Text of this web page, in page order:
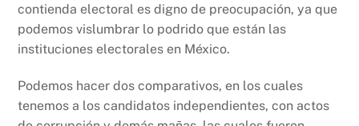
contienda electoral es digno de preocupación, ya que
podemos vislumbrar lo podrido que están las
instituciones electorales en México.
Podemos hacer dos comparativos, en los cuales
tenemos a los candidatos independientes, con actos